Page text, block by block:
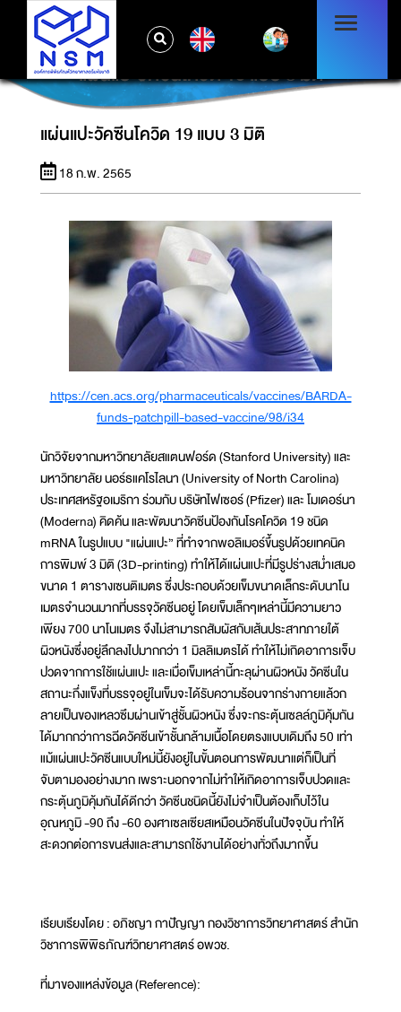
แผ่นแปะวัคซีนโควิด 19 แบบ 3 มิติ
แผ่นแปะวัคซีนโควิด 19 แบบ 3 มิติ
18 ก.พ. 2565
https://cen.acs.org/pharmaceuticals/vaccines/BARDA-
funds-patchpill-based-vaccine/98/i34
นักวิจัยจากมหาวิทยาลัยสแตนฟอร์ด (Stanford University) และ
มหาวิทยาลัย นอร์ธแคโรไลนา (University of North Carolina)
ประเทศสหรัฐอเมริกา ร่วมกับ บริษัทไฟเซอร์ (Pfizer) และ โมเดอร์นา
(Moderna) คิดค้น และพัฒนาวัคซีนป้องกันโรคโควิด 19 ชนิด
mRNA ในรูปแบบ "แผ่นแปะ” ที่ทำจากพอลิเมอร์ขึ้นรูปด้วยเทคนิค
การพิมพ์ 3 มิติ (3D-printing) ทำให้ได้แผ่นแปะที่มีรูปร่างสม่ำเสมอ
ขนาด 1 ตารางเซนติเมตร ซึ่งประกอบด้วยเข็มขนาดเล็กระดับนาโน
เมตรจำนวนมากที่บรรจุวัคซีนอยู่ โดยเข็มเล็กๆเหล่านี้มีความยาว
เพียง 700 นาโนเมตร จึงไม่สามารถสัมผัสกับเส้นประสาทภายใต้
ผิวหนังซึ่งอยู่ลึกลงไปมากกว่า 1 มิลลิเมตรได้ ทำให้ไม่เกิดอาการเจ็บ
ปวดจากการใช้แผ่นแปะ และเมื่อเข็มเหล่านี้ทะลุผ่านผิวหนัง วัคซีนใน
สถานะกึ่งแข็งที่บรรจุอยู่ในเข็มจะได้รับความร้อนจากร่างกายแล้วก
ลายเป็นของเหลวซึมผ่านเข้าสู่ชั้นผิวหนัง ซึ่งจะกระตุ้นเซลล์ภูมิคุ้มกัน
ได้มากกว่าการฉีดวัคซีนเข้าชั้นกล้ามเนื้อโดยตรงแบบเดิมถึง 50 เท่า
แม้แผ่นแปะวัคซีนแบบใหม่นี้ยังอยู่ในขั้นตอนการพัฒนาแต่ก็เป็นที่
จับตามองอย่างมาก เพราะนอกจากไม่ทำให้เกิดอาการเจ็บปวดและ
กระตุ้นภูมิคุ้มกันได้ดีกว่า วัคซีนชนิดนี้ยังไม่จำเป็นต้องเก็บไว้ใน
อุณหภูมิ -90 ถึง -60 องศาเซลเซียสเหมือนวัคซีนในปัจจุบัน ทำให้
สะดวกต่อการขนส่งและสามารถใช้งานได้อย่างทั่วถึงมากขึ้น
เรียบเรียงโดย : อภิชญา กาปัญญา กองวิชาการวิทยาศาสตร์ สำนัก
วิชาการพิพิธภัณฑ์วิทยาศาสตร์ อพวช.
ที่มาของแหล่งข้อมูล (Reference):